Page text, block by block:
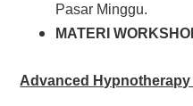
Pasar Minggu.
MATERI
Advanced Hypnotherapy